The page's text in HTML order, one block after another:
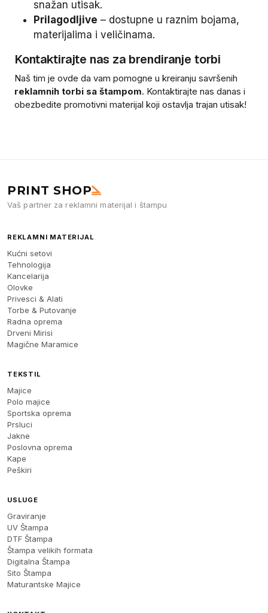
snažan utisak.
Prilagodljive – dostupne u raznim bojama,
materijalima i veličinama.
Kontaktirajte nas za brendiranje torbi
Naš tim je ovde da vam pomogne u kreiranju savršenih
reklamnih torbi sa štampom. Kontaktirajte nas danas i
obezbedite promotivni materijal koji ostavlja trajan utisak!
PRINT SHOP
Vaš partner za reklamni materijal i štampu
REKLAMNI MATERIJAL
Kućni setovi
Tehnologija
Kancelarija
Olovke
Privesci & Alati
Torbe & Putovanje
Radna oprema
Drveni Mirisi
Magične Maramice
TEKSTIL
Majice
Polo majice
Sportska oprema
Prsluci
Jakne
Poslovna oprema
Kape
Peškiri
USLUGE
Graviranje
UV Štampa
DTF Štampa
Štampa velikih formata
Digitalna Štampa
Sito Štampa
Maturantske Majice